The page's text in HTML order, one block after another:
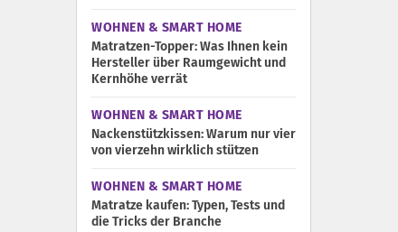
WOHNEN & SMART HOME
Matratzen-Topper: Was Ihnen kein
Hersteller über Raumgewicht und
Kernhöhe verrät
WOHNEN & SMART HOME
Nackenstützkissen: Warum nur vier
von vierzehn wirklich stützen
WOHNEN & SMART HOME
Matratze kaufen: Typen, Tests und
die Tricks der Branche